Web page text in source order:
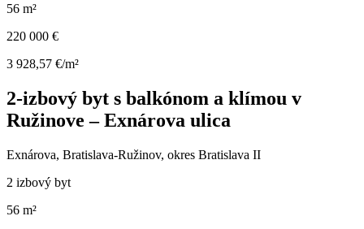
56 m²
220 000 €
3 928,57 €/m²
2-izbový byt s balkónom a klímou v
Ružinove – Exnárova ulica
Exnárova, Bratislava-Ružinov, okres Bratislava II
2 izbový byt
56 m²